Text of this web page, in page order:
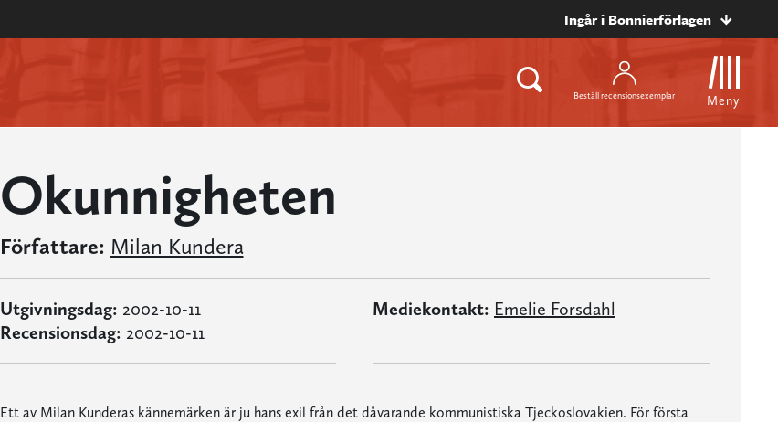
Ingår i Bonnierförlagen
Beställ recensionsexemplar Meny
Okunnigheten
Författare: Milan Kundera
Utgivningsdag: 2002-10-11
Recensionsdag: 2002-10-11
Mediekontakt: Emelie Forsdahl
Ett av Milan Kunderas kännemärken är ju hans exil från det dåvarande kommunistiska Tjeckoslovakien. För första